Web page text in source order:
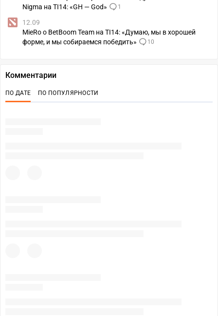
Nigma на TI14: «GH — God»
1
12.09
MieRo о BetBoom Team на TI14: «Думаю, мы в хорошей
форме, и мы собираемся победить»
10
Комментарии
ПО ДАТЕ ПО ПОПУЛЯРНОСТИ